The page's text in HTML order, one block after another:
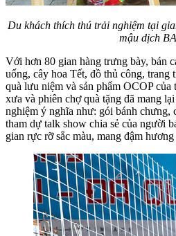
Du khách thích thú trải nghiệm tại
mậu dịch
Với hơn 80 gian hàng trưng bày, bán
uống, cây hoa Tết, đồ thủ công, trang
quà lưu niệm và sản phẩm OCOP
xưa và phiên chợ quà tặng đã mang
nghiệm ý nghĩa như: gói bánh chưng,
tham dự talk show chia sẻ của người
gian rực rỡ sắc màu, mang đậm